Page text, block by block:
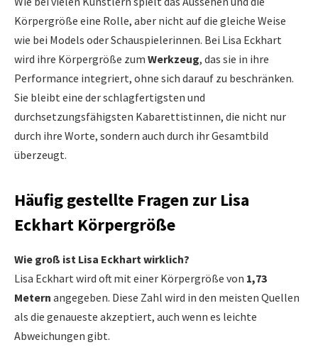
Körpergröße eine Rolle, aber nicht auf die gleiche Weise
wie bei Models oder Schauspielerinnen. Bei Lisa Eckhart
wird ihre Körpergröße zum Werkzeug, das sie in ihre
Performance integriert, ohne sich darauf zu beschränken.
Sie bleibt eine der schlagfertigsten und
durchsetzungsfähigsten Kabarettistinnen, die nicht nur
durch ihre Worte, sondern auch durch ihr Gesamtbild
überzeugt.
Häufig gestellte Fragen zur Lisa
Eckhart Körpergröße
Wie groß ist Lisa Eckhart wirklich?
Lisa Eckhart wird oft mit einer Körpergröße von 1,73
Metern angegeben. Diese Zahl wird in den meisten Quellen
als die genaueste akzeptiert, auch wenn es leichte
Abweichungen gibt.